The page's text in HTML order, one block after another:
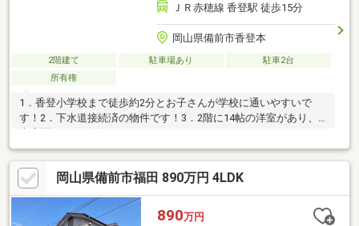
ＪＲ赤穂線 香登駅 徒歩15分
岡山県備前市香登本
2階建て 駐車場あり
駐車2台
所有権
1．香登小学校まで徒歩約2分とお子さんが学校に通いやすいで
す！2．下水道接続済の物件です！3．2階に14帖の洋室があり、
大広間としても使えます。
岡山県備前市福田 890万円 4LDK
890万円